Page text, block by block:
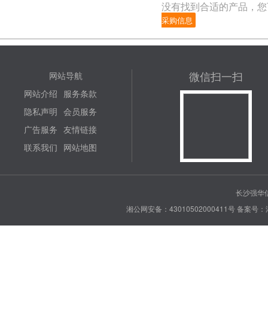
没有找到合适的产品，
采购信息
网站导航
网站介绍 服务条款
隐私声明 会员服务
广告服务 友情链接
联系我们 网站地图
微信扫一扫
长沙强华
湘公网安备：43010502000411号备案号